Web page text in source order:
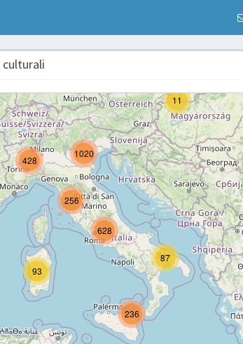
culturali